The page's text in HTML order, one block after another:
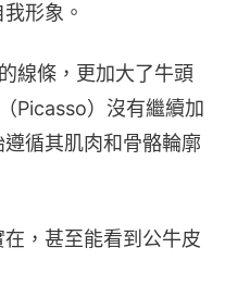
形象。
線條，更加大了牛頭
Picasso）沒有繼續加
循其肌肉和骨骼輪廓
，甚至能看到公牛皮